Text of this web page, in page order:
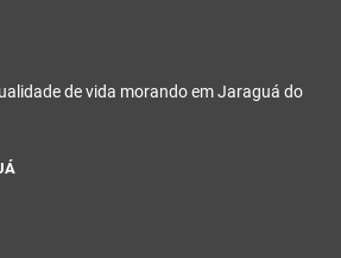
de vida morando em Jaraguá do